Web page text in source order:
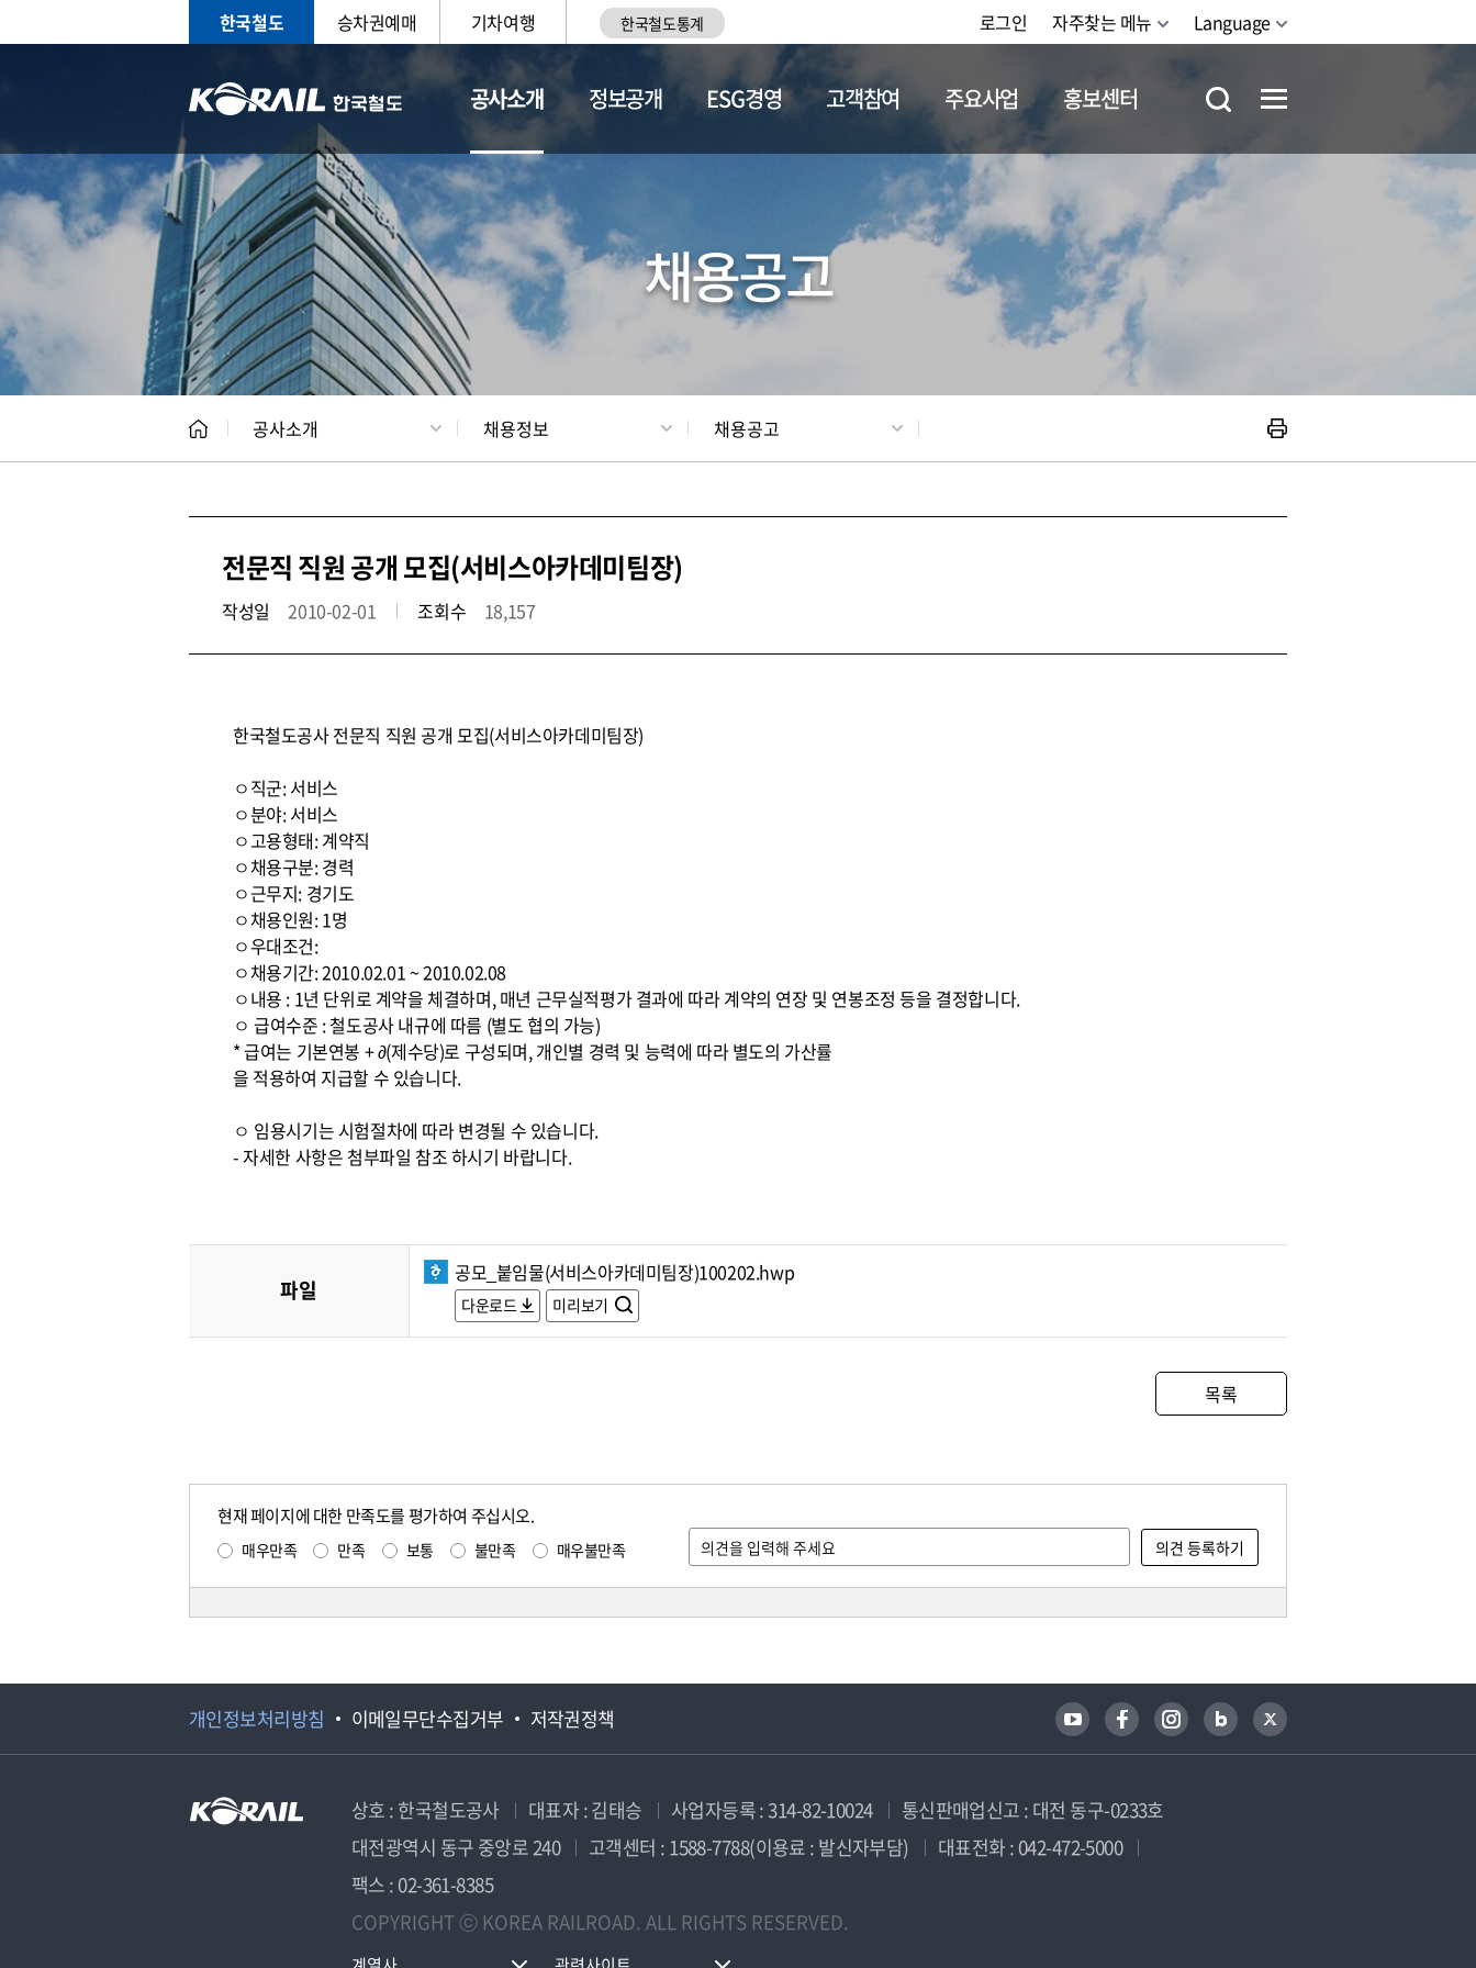
한국철도 승차권예매 기차여행 한국철도통계 로그인 자주찾는 메뉴 Language
공사소개
CEO 일반현황 채용정보
정보공개 ESG경영 고객참여 주요사업 홍보센터
채용공고
공사소개 채용정보 채용공고
전문직 직원 공개 모집(서비스아카데미팀장)
작성일 2010-02-01 조회수 18,157
한국철도공사 전문직 직원 공개 모집(서비스아카데미팀장)
ㅇ직군: 서비스
ㅇ분야: 서비스
ㅇ고용형태: 계약직
ㅇ채용구분: 경력
ㅇ근무지: 경기도
ㅇ채용인원: 1명
ㅇ우대조건:
ㅇ채용기간: 2010.02.01 ~ 2010.02.08
ㅇ내용 : 1년 단위로 계약을 체결하며, 매년 근무실적평가 결과에 따라 계약의 연장 및 연봉조정 등을 결정합니다.
ㅇ 급여수준 : 철도공사 내규에 따름 (별도 협의 가능)
* 급여는 기본연봉 + ∂(제수당)로 구성되며, 개인별 경력 및 능력에 따라 별도의 가산률
을 적용하여 지급할 수 있습니다.
ㅇ 임용시기는 시험절차에 따라 변경될 수 있습니다.
- 자세한 사항은 첨부파일 참조 하시기 바랍니다.
파일
공모_붙임물(서비스아카데미팀장)100202.hwp
다운로드 미리보기
목록
현재 페이지에 대한 만족도를 평가하여 주십시오.
매우만족 만족 보통 불만족 매우불만족
개인정보처리방침 이메일무단수집거부 저작권정책
상호 : 한국철도공사 대표자 : 김태승 사업자등록 : 314-82-10024
통신판매업신고 : 대전 동구-0233호
대전광역시 동구 중앙로 240
고객센터 : 1588-7788(이용료 : 발신자부담)
대표전화 : 042-472-5000
팩스 : 02-361-8385
COPYRIGHT ⓒ KOREA RAILROAD. ALL RIGHTS RESERVED.